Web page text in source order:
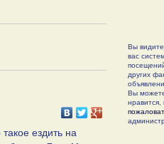
ездить на
Вы
вас
других
Вы
нравится,